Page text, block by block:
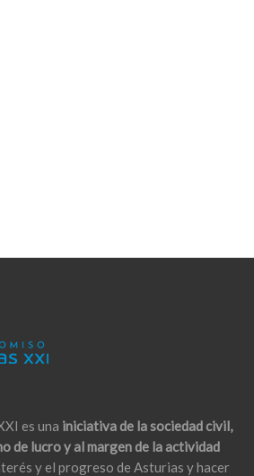
es una iniciativa de la sociedad civil,
de lucro y al margen de la actividad
y el progreso de Asturias y hacer